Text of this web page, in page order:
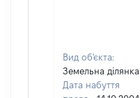
Вид об'єкта:
Земельна ділянка
Дата набуття